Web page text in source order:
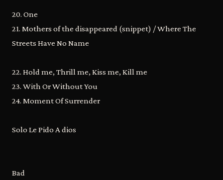
20. One
21. Mothers of the disappeared (snippet) / Where The
Streets Have No Name
22. Hold me, Thrill me, Kiss me, Kill me
23. With Or Without You
24. Moment Of Surrender
Solo Le Pido A dios
Bad